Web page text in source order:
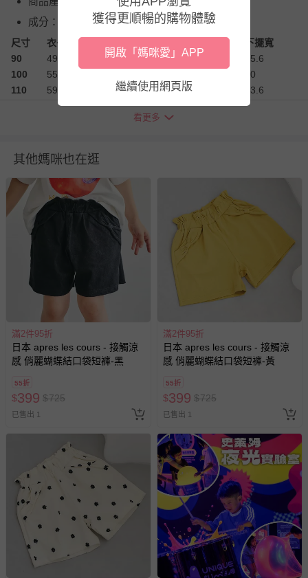
成分：棉60%、聚酯纖維40%
尺寸 衣長
下擺寬
90
49 31 26.5
75.6
100
55
80
110
59 34 34.5 7.5
83.6
36 36 38.5 7.5
90
42.5
衣物洗滌、注意事項
穿著時，可能會因摩擦而
上。請注
意，當被汗水或雨水沾濕時，也
會發生移染的現象。
請注意不要與淺色衣物疊穿
清洗時會掉色
將衣物翻面後單獨清洗
請
避免在濕潤狀態下放置 ，否則可能會
上。
如果顏色沾染到其他衣物，請
立即清洗
隨著反覆使用，顏色會 逐漸脫落並變白
每件商品的
顏色呈現
色。
每件商品在拍攝時力求忠實呈現，但因為每台電腦、手機或
平板會因為螢幕亮度及解析度不同，與實際成品還是會有些
差異。
預購為海外同步代購，遇缺貨即會通知媽咪並協助取消退款
事宜。
您所購買的商品享有7天的鑑賞期／猶豫期權益，但此期間
並非試用期，您所退回的商品必須是未經使用的全新狀態，
包含完整包裝、配件、說明文件及贈品等。
如需退換貨，請於收到商品7天（含例假日內提出），如為
瑕疵退換貨所產生的運費，將由媽咪愛負責處理，若非瑕疵
退貨，您可至『查詢訂單』>『已出貨』中查詢該筆訂單，
並點選『我要退貨』即可進行申請。若有相關退貨問題，請
看更多
其他媽咪也在逛
滿2件95折
日本 apres les cours - 接觸涼
感 俏麗蝴蝶結口袋短褲-黑
55折
$399 $725
已售出 1
滿2件95折
日本 apres les cours - 接觸涼
感 俏麗蝴蝶結口袋短褲-黃
55折
$399 $725
已售出 1
獲得更順暢的購物體驗
開啟「媽咪愛」APP
繼續使用網頁版